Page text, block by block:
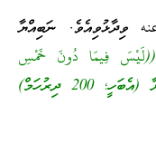
ވިދާޅުވިއެވެ. ނަބިއްޔާ
((لَيْسَ فِيمَا دُونَ خَمْسِ
މާނައީ: “ފަސް އޫޤިއްޔާ (އެބަހީ؛ 200 ދިރުހަމް)